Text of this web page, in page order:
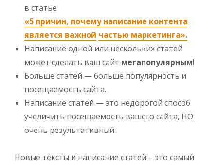
в статье
«5 причин, почему написание контента
является важной частью маркетинга».
Написание одной или нескольких статей
может сделать ваш сайт мегапопулярным!
Больше статей — больше популярность и
посещаемость сайта.
Написание статей — это недорогой способ
учеличить посещаемость вашего сайта, НО
очень результативный.
Новые тексты и написание статей – это самый